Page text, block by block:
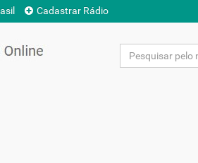
Cadastrar Rádio